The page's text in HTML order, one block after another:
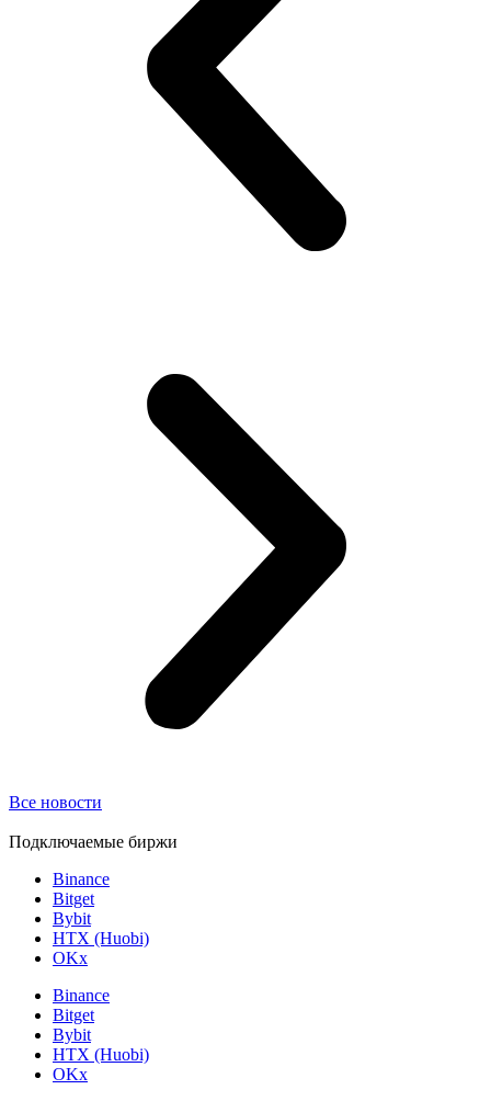
Все новости
Подключаемые биржи
Binance
Bitget
Bybit
HTX (Huobi)
OKx
Binance
Bitget
Bybit
HTX (Huobi)
OKx